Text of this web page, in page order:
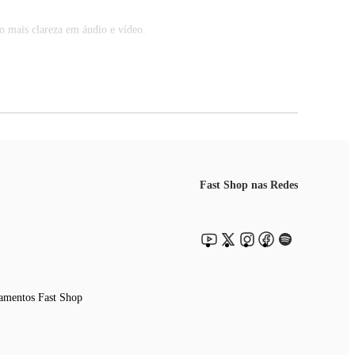
mais clareza em áudio e vídeo.
no dia a dia.
Fast Shop
Fast Shop nas Redes